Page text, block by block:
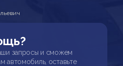
запросы и сможем
автомобиль, оставьте